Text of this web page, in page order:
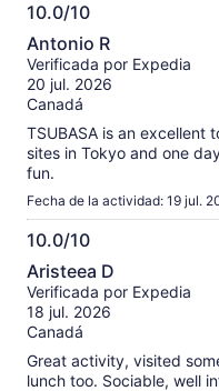
10.0/10
10.0
de
10
Antonio R
Verificada por Expedia
20 jul. 2026
Canadá
TSUBASA is an excellent
sites in Tokyo and one
fun.
Fecha de la actividad: 19 jul.
10.0/10
10.0
de
10
Aristeea D
Verificada por Expedia
18 jul. 2026
Canadá
Great activity, visited
lunch too. Sociable, well